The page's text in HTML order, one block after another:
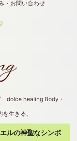
・お問い合わせ
dolce healing Body・
生きる。
ルの神聖なシンボ
Rights